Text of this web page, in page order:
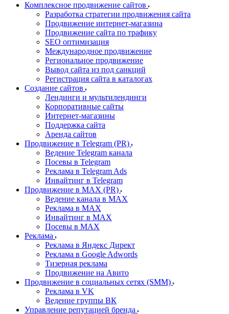
Комплексное продвижение сайтов
Разработка стратегии продвижения сайта
Продвижение интернет-магазина
Продвижение сайта по трафику
SEO оптимизация
Международное продвижение
Региональное продвижение
Вывод сайта из под санкций
Регистрация сайта в каталогах
Создание сайтов
Лендинги и мультилендинги
Корпоративные сайты
Интернет-магазины
Поддержка сайта
Аренда сайтов
Продвижение в Telegram (PR)
Ведение Telegram канала
Посевы в Telegram
Реклама в Telegram Ads
Инвайтинг в Telegram
Продвижение в MAX (PR)
Ведение канала в MAX
Реклама в MAX
Инвайтинг в MAX
Посевы в MAX
Реклама
Реклама в Яндекс Директ
Реклама в Google Adwords
Тизерная реклама
Продвижение на Авито
Продвижение в социальных сетях (SMM)
Реклама в VK
Ведение группы ВК
Управление репутацией бренда